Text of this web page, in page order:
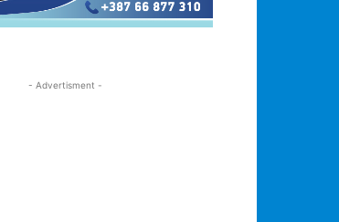
- Advertisment -